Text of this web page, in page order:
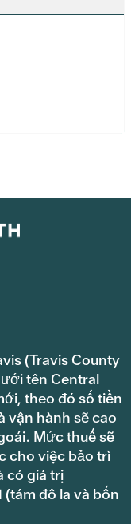
(Travis County
tên Central
theo đó số tiền
vận hành sẽ cao
Mức thuế sẽ
cho việc bảo trì
có giá trị
đô la và bốn